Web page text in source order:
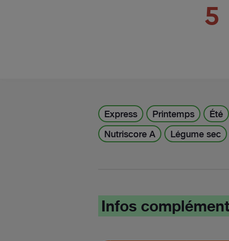
5
Express Printemps Été
Nutriscore A
Légume sec
Infos